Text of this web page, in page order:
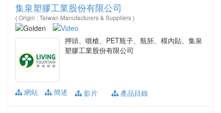
集泉塑膠工業股份有限公司
( Origin : Taiwan Manufacturers & Suppliers )
押頭、噴槍、PET瓶子、瓶胚、模內貼、集泉
塑膠工業股份有限公司
網站 簡述 影片 產品目錄